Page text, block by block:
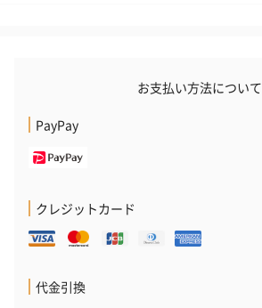
おつまみ・その他
す。
お支払い方法について
PayPay
クレジットカード
代金引換